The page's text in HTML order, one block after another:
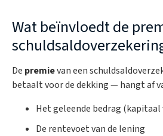
Wat beïnvloedt de
De premievan een
betaalt voor de dekking — hangt af
Het geleende bedrag (kapitaal
De rentevoet van de lening